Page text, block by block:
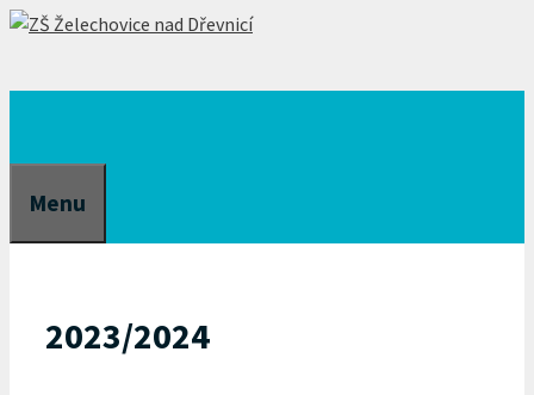
Přeskočit
Menu
2023/2024